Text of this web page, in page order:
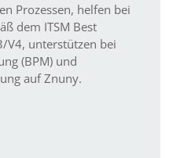
Prozessen, helfen bei
dem ITSM Best
V4, unterstützen bei
(BPM) und
auf Znuny.